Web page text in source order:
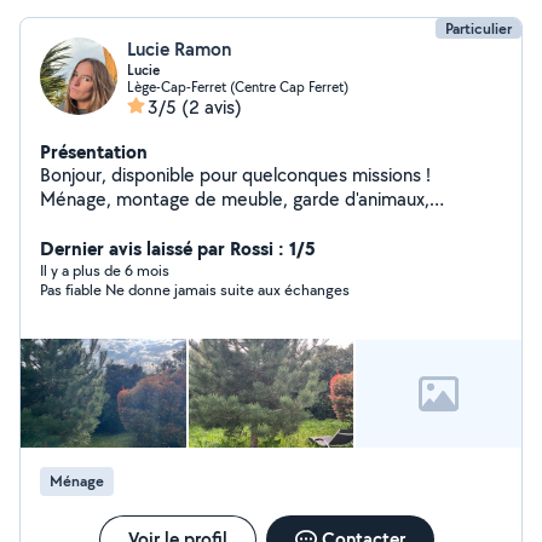
Particulier
Lucie Ramon
Lucie
Lège-Cap-Ferret (Centre Cap Ferret)
3/5 (2 avis)
Présentation
Bonjour, disponible pour quelconques missions !
Ménage, montage de meuble, garde d'animaux,
de voiture, course et autres missions !
Dernier avis laissé par Rossi : 1/5
Il y a plus de 6 mois
Pas fiable Ne donne jamais suite aux échanges
Ménage